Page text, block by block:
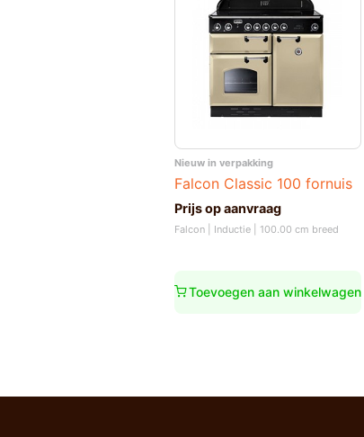
Nieuw in verpakking
Falcon Classic 100 fornuis
Prijs op aanvraag
Falcon | Inductie | 100.00 cm breed
Toevoegen aan winkelwagen